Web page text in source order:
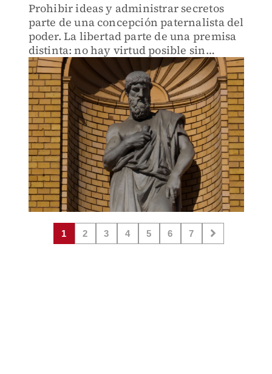
Prohibir ideas y administrar secretos
parte de una concepción paternalista del
poder. La libertad parte de una premisa
distinta: no hay virtud posible sin
conocer el mal.
1 2 3 4 5 6 7